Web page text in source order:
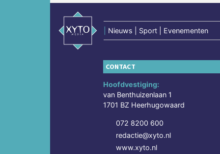
Nieuws | Sport | Evenementen
CONTACT
Hoofdvestiging:
van Benthuizenlaan 1
1701 BZ Heerhugowaard
072 8200 600
redactie@xyto.nl
www.xyto.nl